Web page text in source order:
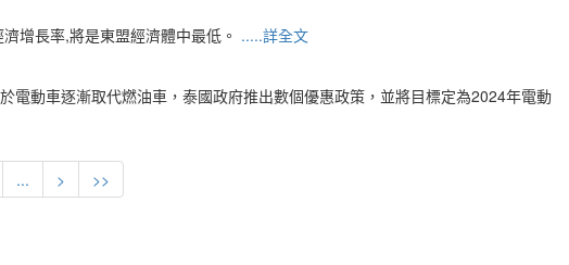
增長率,將是東盟經濟體中最低。 .....詳全文
動車逐漸取代燃油車，泰國政府推出數個優惠政策，並將目標定為2024年電動
... > >>